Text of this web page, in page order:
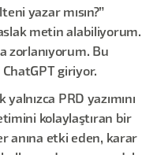
yazar mısın?”
metin alabiliyorum.
zorlanıyorum. Bu
giriyor.
PRD yazımını
kolaylaştıran bir
anına etki eden, karar